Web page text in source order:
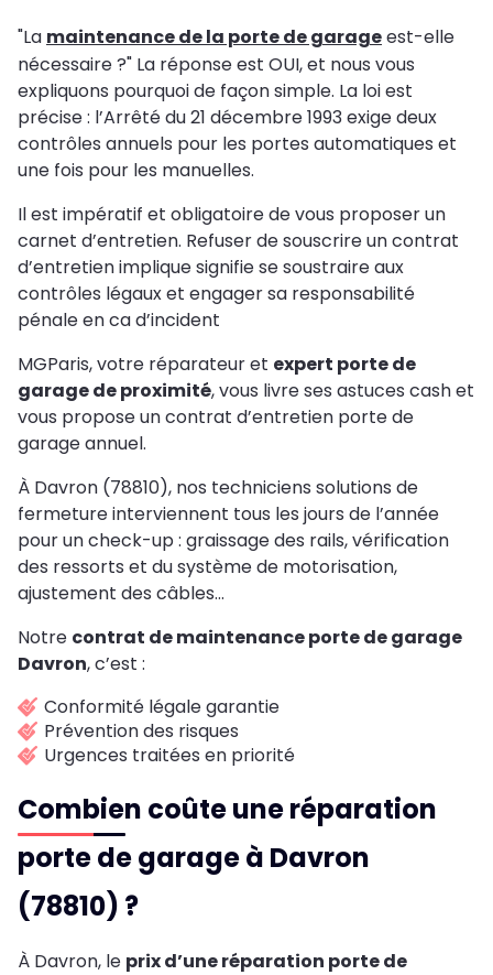
"La maintenance de la porte de garageest-elle
nécessaire ?" La réponse est OUI, et nous vous
expliquons pourquoi de façon simple. La loi est
précise : l’Arrêté du 21 décembre 1993 exige deux
contrôles annuels pour les portes automatiques et
une fois pour les manuelles.
Il est impératif et obligatoire de vous proposer un
carnet d’entretien. Refuser de souscrire un contrat
d’entretien implique signifie se soustraire aux
contrôles légaux et engager sa responsabilité
pénale en ca d’incident
MGParis, votre réparateur et expert porte de
garage de proximité, vous livre ses astuces cash et
vous propose un contrat d’entretien porte de
garage annuel.
À Davron (78810), nos techniciens solutions de
fermeture interviennent tous les jours de l’année
pour un check-up : graissage des rails, vérification
des ressorts et du système de motorisation,
ajustement des câbles…
Notre contrat de maintenance porte de garage
Davron, c’est :
Conformité légale garantie
Prévention des risques
Urgences traitées en priorité
Combien coûte une réparation
porte de garage à Davron
(78810) ?
À Davron, le prix d’une réparation porte de